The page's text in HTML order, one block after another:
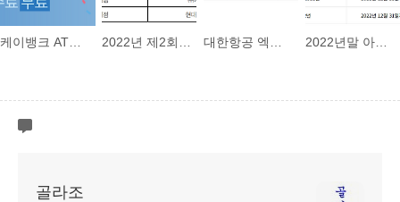
2022년말 아시아나항공 만료 마일리지 유효기간 연장 안내
골라조